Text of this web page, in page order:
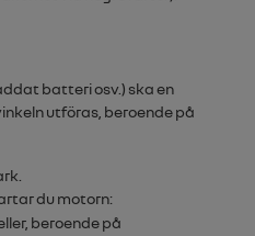
batteri osv.) ska en
utföras, beroende på
du motorn:
beroende på